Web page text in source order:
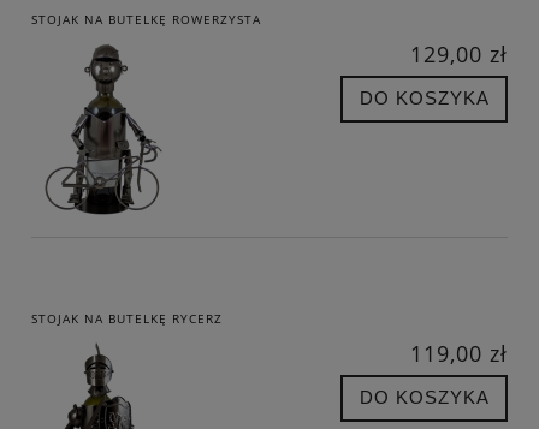
STOJAK NA BUTELKĘ ROWERZYSTA
129,00 zł
DO KOSZYKA
STOJAK NA BUTELKĘ RYCERZ
119,00 zł
DO KOSZYKA